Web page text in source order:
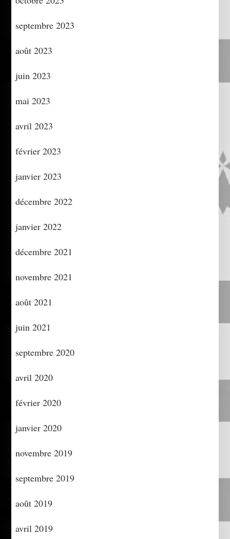
septembre 2023
août 2023
juin 2023
mai 2023
avril 2023
février 2023
janvier 2023
décembre 2022
janvier 2022
décembre 2021
novembre 2021
août 2021
juin 2021
septembre 2020
avril 2020
février 2020
janvier 2020
novembre 2019
septembre 2019
août 2019
avril 2019